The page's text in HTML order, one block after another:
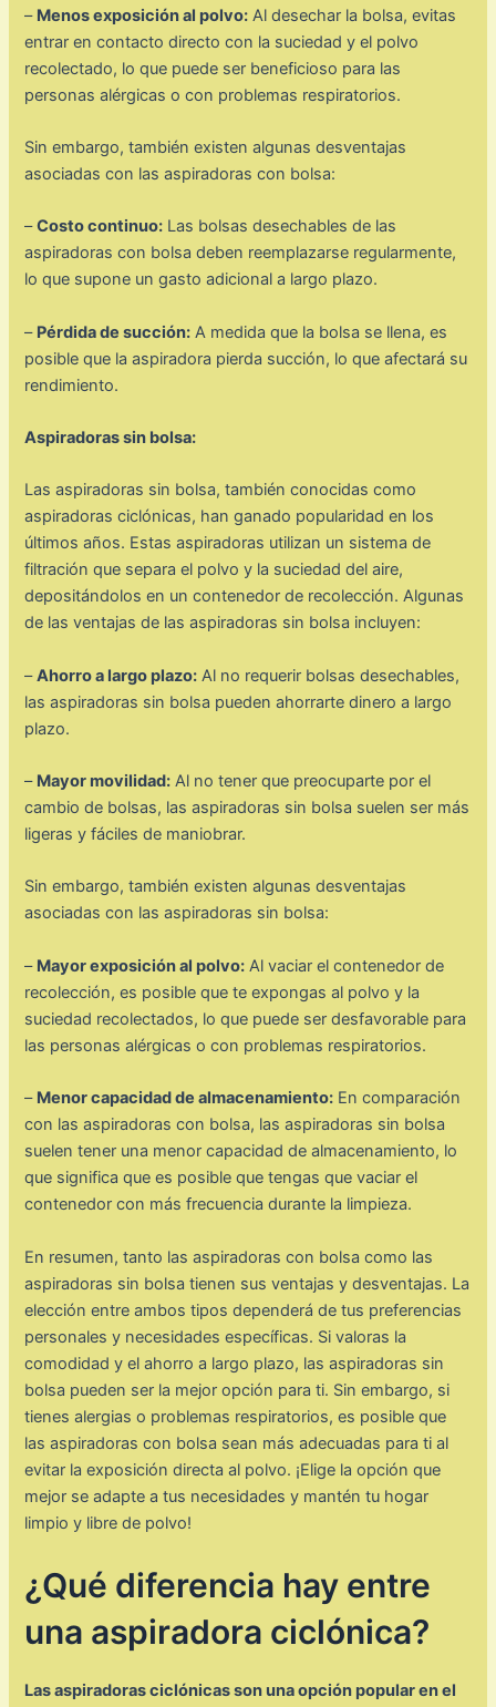
– Menos exposición al polvo: Al desechar la bolsa, evitas
entrar en contacto directo con la suciedad y el polvo
recolectado, lo que puede ser beneficioso para las
personas alérgicas o con problemas respiratorios.
Sin embargo, también existen algunas desventajas
asociadas con las aspiradoras con bolsa:
–Costo continuo: Las bolsas desechables de las
aspiradoras con bolsa deben reemplazarse regularmente,
lo que supone un gasto adicional a largo plazo.
– Pérdida de succión: A medida que la bolsa se llena, es
posible que la aspiradora pierda succión, lo que afectará su
rendimiento.
Aspiradoras sin bolsa:
Las aspiradoras sin bolsa, también conocidas como
aspiradoras ciclónicas, han ganado popularidad en los
últimos años. Estas aspiradoras utilizan un sistema de
filtración que separa el polvo y la suciedad del aire,
depositándolos en un contenedor de recolección. Algunas
de las ventajas de las aspiradoras sin bolsa incluyen:
–Ahorro a largo plazo: Al no requerir bolsas desechables,
las aspiradoras sin bolsa pueden ahorrarte dinero a largo
plazo.
– Mayor movilidad: Al no tener que preocuparte por el
cambio de bolsas, las aspiradoras sin bolsa suelen ser más
ligeras y fáciles de maniobrar.
Sin embargo, también existen algunas desventajas
asociadas con las aspiradoras sin bolsa:
– Mayor exposición al polvo: Al vaciar el contenedor de
recolección, es posible que te expongas al polvo y la
suciedad recolectados, lo que puede ser desfavorable para
las personas alérgicas o con problemas respiratorios.
– Menor capacidad de almacenamiento: En comparación
con las aspiradoras con bolsa, las aspiradoras sin bolsa
suelen tener una menor capacidad de almacenamiento, lo
que significa que es posible que tengas que vaciar el
contenedor con más frecuencia durante la limpieza.
En resumen, tanto las aspiradoras con bolsa como las
aspiradoras sin bolsa tienen sus ventajas y desventajas. La
elección entre ambos tipos dependerá de tus preferencias
personales y necesidades específicas. Si valoras la
comodidad y el ahorro a largo plazo, las aspiradoras sin
bolsa pueden ser la mejor opción para ti. Sin embargo, si
tienes alergias o problemas respiratorios, es posible que
las aspiradoras con bolsa sean más adecuadas para ti al
evitar la exposición directa al polvo. ¡Elige la opción que
mejor se adapte a tus necesidades y mantén tu hogar
limpio y libre de polvo!
¿Qué diferencia hay entre
una aspiradora ciclónica?
Las aspiradoras ciclónicas son una opción popular en el